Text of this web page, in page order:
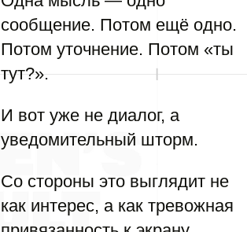
сообщение. Потом ещё одно.
Потом уточнение. Потом «ты
тут?».
И вот уже не диалог, а
уведомительный шторм.
Со стороны это выглядит не
как интерес, а как тревожная